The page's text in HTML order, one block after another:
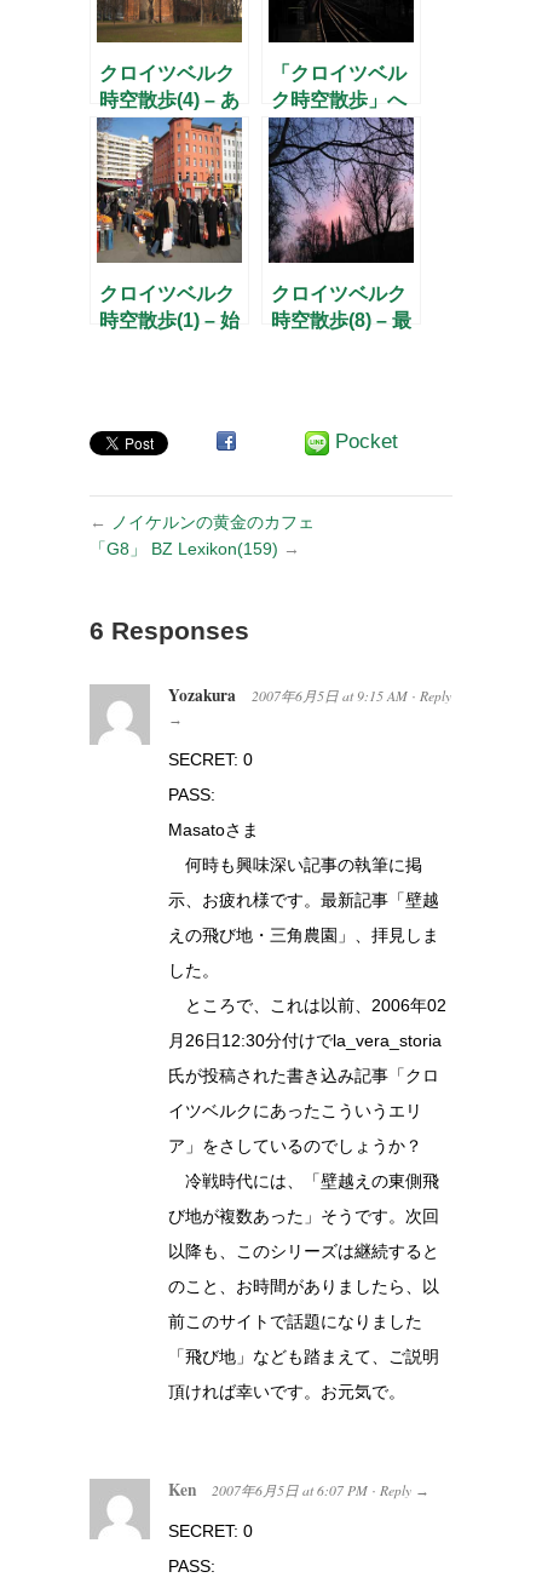
クロイツベルク
時空散歩(4) – あ
るユダヤ人女性
の記憶 –
「クロイツベル
ク時空散歩」へ
のお誘い
クロイツベルク
時空散歩(1) – 始
クロイツベルク
時空散歩(8) – 最
Pocket
←
ノイケルンの黄金のカフェ
「G8」 BZ Lexikon(159) →
6 Responses
Yozakura 2007年6月5日 at 9:15 AM · Reply
→
SECRET: 0
PASS:
Masatoさま
何時も興味深い記事の執筆に掲
示、お疲れ様です。最新記事「壁越
えの飛び地・三角農園」、拝見しま
した。
ところで、これは以前、2006年02
月26日12:30分付けでla_vera_storia
氏が投稿された書き込み記事「クロ
イツベルクにあったこういうエリ
ア」をさしているのでしょうか？
冷戦時代には、「壁越えの東側飛
び地が複数あった」そうです。次回
以降も、このシリーズは継続すると
のこと、お時間がありましたら、以
前このサイトで話題になりました
「飛び地」なども踏まえて、ご説明
頂ければ幸いです。お元気で。
Ken 2007年6月5日 at 6:07 PM · Reply →
SECRET: 0
PASS: